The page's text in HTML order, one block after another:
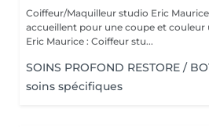
Coiffeur/Maquilleur studio Eric Maurice et son equipe vous
accueillent pour une coupe et couleur
Eric Maurice : Coiffeur stu...
SOINS PROFOND RESTORE /
soins spécifiques